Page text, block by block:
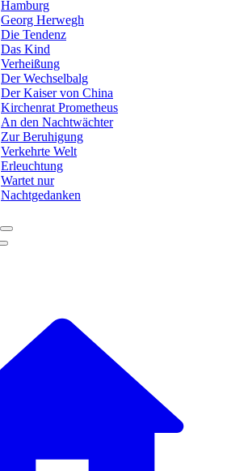
Hamburg
Georg Herwegh
Die Tendenz
Das Kind
Verheißung
Der Wechselbalg
Der Kaiser von China
Kirchenrat Prometheus
An den Nachtwächter
Zur Beruhigung
Verkehrte Welt
Erleuchtung
Wartet nur
Nachtgedanken